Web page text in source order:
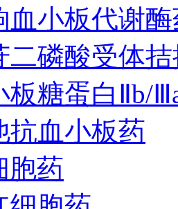
血小板代谢
二磷酸受体
板糖蛋白Ⅱb/
抗血小板药
胞药